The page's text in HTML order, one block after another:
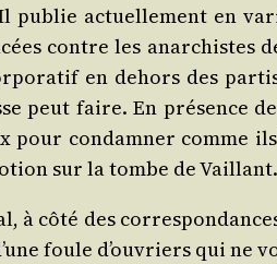
publie actuel­le­ment en
contre les
en dehors des
peut faire. En
condam­ner comme
sur la tombe de Vaillant.
à côté des
foule d’ou­vriers qui